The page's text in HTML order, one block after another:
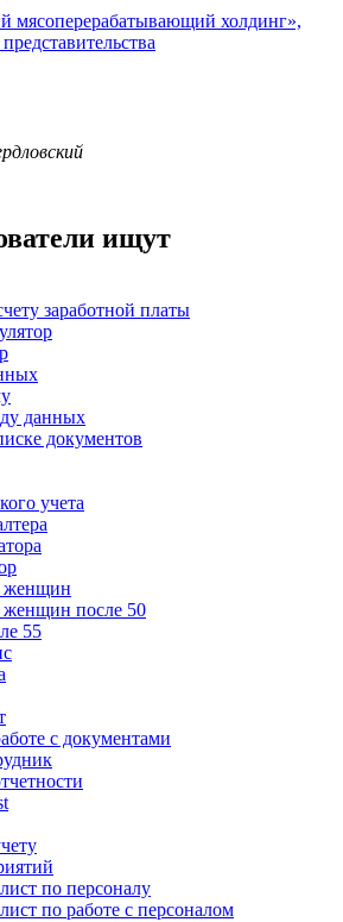
мясоперерабатывающий холдинг»,
ищут
заработной платы
данных
документов
учета
женщин
женщин после 50
55
с документами
по персоналу
по работе с персоналом